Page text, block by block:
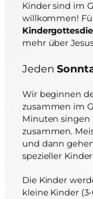
Kinder sind im
willkommen!
mehr über
Jeden
Wir beginnen
zusammen im
Minuten singen
zusammen.
und dann
spezieller
Die Kinder
kleine Kinder